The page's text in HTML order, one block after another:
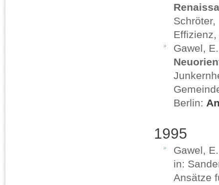
Gawel,
Berlin:
1995
Gawel,
in:
Ansätze